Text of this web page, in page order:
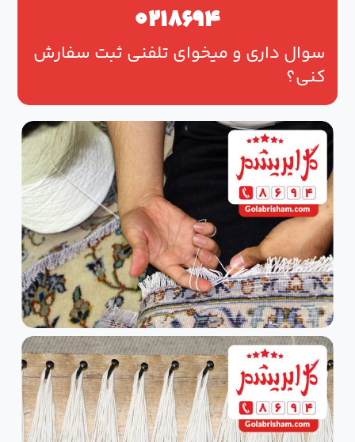
۰۲۱۸۶۹۴
سوال داری و میخوای تلفنی ثبت سفارش
کنی؟